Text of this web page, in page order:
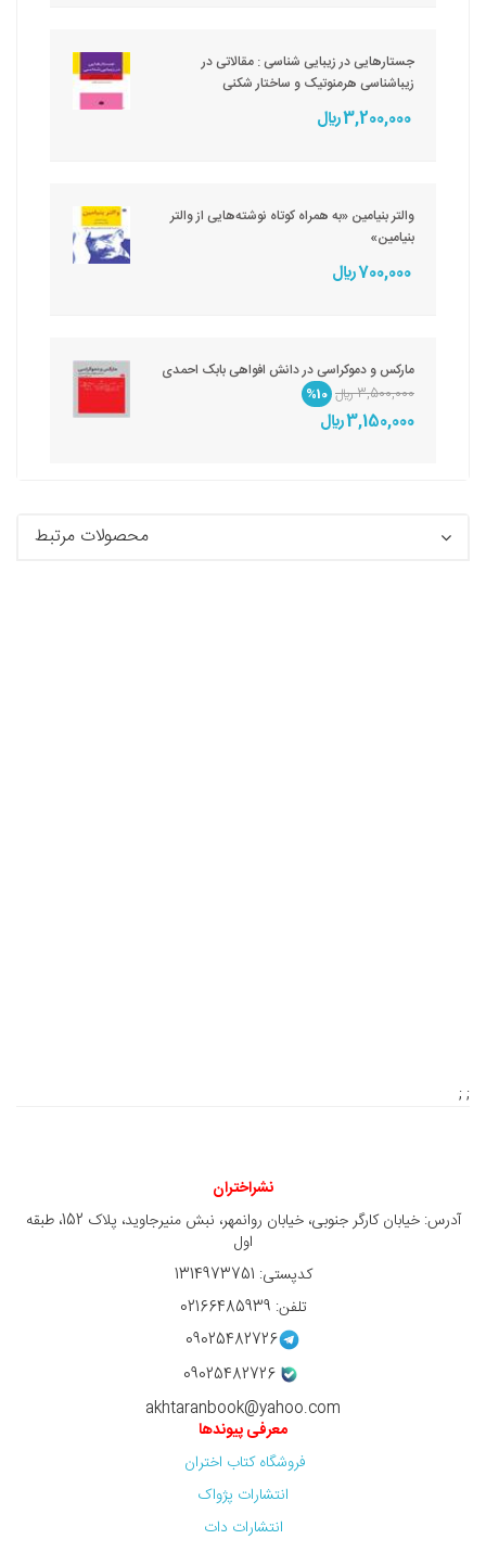
جستارهایی در زیبایی شناسی : مقالاتی در
زیباشناسی هرمنوتیک و ساختار شکنی
3,200,000 ريال
والتر بنیامین «به همراه کوتاه نوشته‌هایی از والتر
بنیامین»
700,000 ريال
مارکس و دموکراسی در دانش افواهی بابک احمدی
3,500,000 ريال
%10
3,150,000 ريال
محصولات مرتبط
; ;
نشراختران
آدرس: خیابان کارگر جنوبی، خیابان روانمهر، نبش منیرجاوید، پلاک 152، طبقه
اول
کدپستی: 1314973751
تلفن: 02166485939
09025482726
09025482726
akhtaranbook@yahoo.com
معرفی پیوندها
فروشگاه کتاب اختران
انتشارات پژواک
انتشارات دات